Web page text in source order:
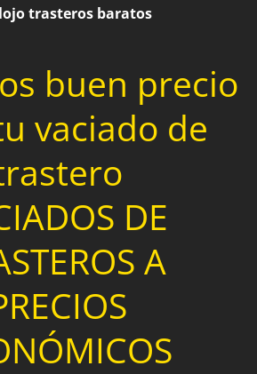
trasteros baratos
buen precio
vaciado de
DE
A